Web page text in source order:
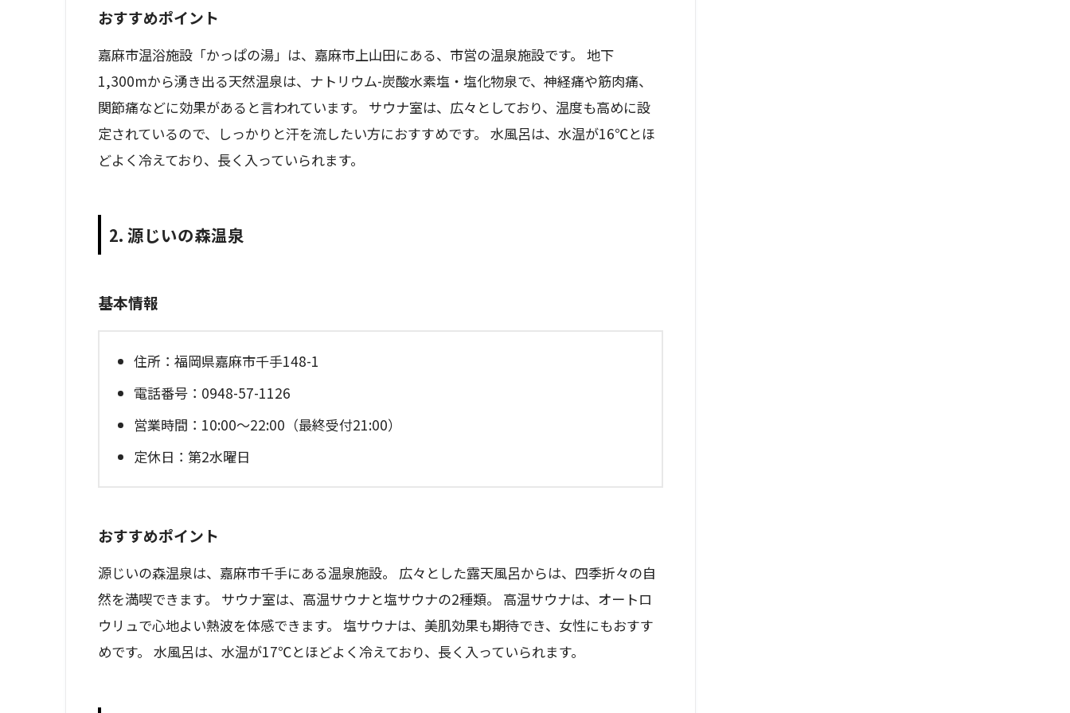
おすすめポイント
嘉麻市温浴施設「かっぱの湯」は、嘉麻市上山田にある、市営の温泉施設です。 地下
1,300mから湧き出る天然温泉は、ナトリウム-炭酸水素塩・塩化物泉で、神経痛や筋肉痛、
関節痛などに効果があると言われています。 サウナ室は、広々としており、温度も高めに設
定されているので、しっかりと汗を流したい方におすすめです。 水風呂は、水温が16℃とほ
どよく冷えており、長く入っていられます。
2. 源じいの森温泉
基本情報
住所：福岡県嘉麻市千手148-1
電話番号：0948-57-1126
営業時間：10:00～22:00（最終受付21:00）
定休日：第2水曜日
おすすめポイント
源じいの森温泉は、嘉麻市千手にある温泉施設。 広々とした露天風呂からは、四季折々の自
然を満喫できます。 サウナ室は、高温サウナと塩サウナの2種類。 高温サウナは、オートロ
ウリュで心地よい熱波を体感できます。 塩サウナは、美肌効果も期待でき、女性にもおすす
めです。 水風呂は、水温が17℃とほどよく冷えており、長く入っていられます。